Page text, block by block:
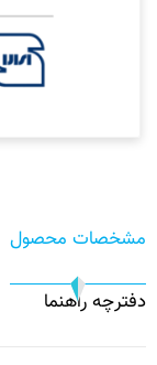
مشخصات محصول
دفترچه راهنما